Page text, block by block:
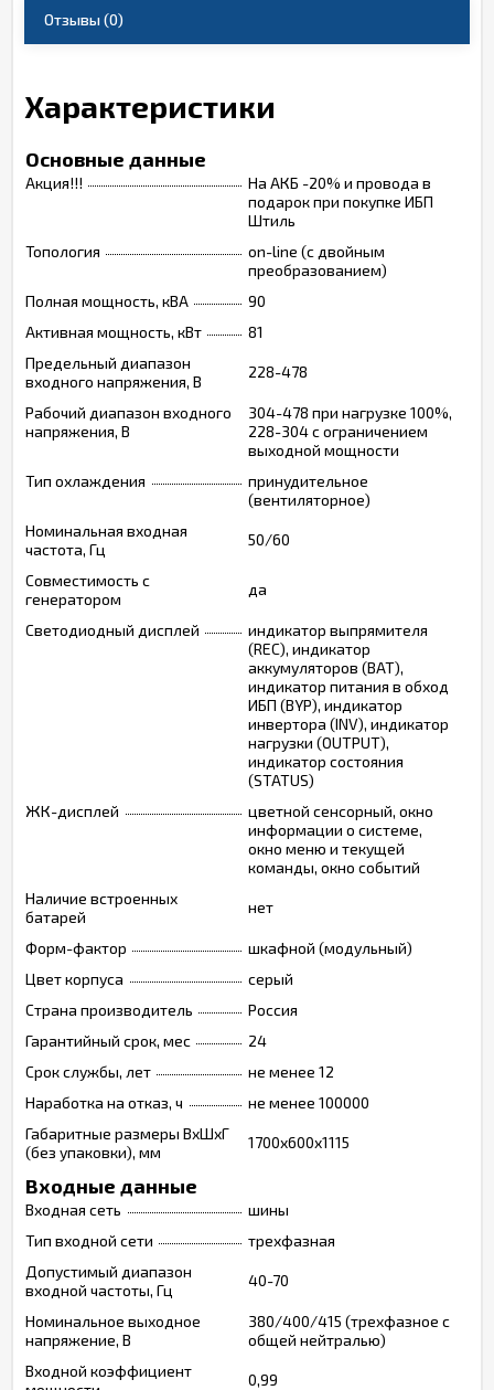
Отзывы(0)
Характеристики
Основные данные
Акция!!!
На АКБ -20% и провода в
подарок при покупке ИБП
Штиль
Топология
on-line (с двойным
преобразованием)
Полная мощность, кВА
90
Активная мощность, кВт
81
Предельный диапазон
входного напряжения, В
228-478
Рабочий диапазон входного
напряжения, В
304-478 при нагрузке 100%,
228-304 с ограничением
выходной мощности
Тип охлаждения
принудительное
(вентиляторное)
Номинальная входная
частота, Гц
50/60
Совместимость с
генератором
да
Светодиодный дисплей
индикатор выпрямителя
(REC), индикатор
аккумуляторов (BAT),
индикатор питания в обход
ИБП (BYP), индикатор
инвертора (INV), индикатор
нагрузки (OUTPUT),
индикатор состояния
(STATUS)
ЖК-дисплей
цветной сенсорный, окно
информации о системе,
окно меню и текущей
команды, окно событий
Наличие встроенных
батарей
нет
Форм-фактор
шкафной (модульный)
Цвет корпуса
серый
Страна производитель
Россия
Гарантийный срок, мес
24
Срок службы, лет
не менее 12
Наработка на отказ, ч
не менее 100000
Габаритные размеры ВхШхГ
(без упаковки), мм
1700х600х1115
Входные данные
Входная сеть
шины
Тип входной сети
трехфазная
Допустимый диапазон
входной частоты, Гц
40-70
Номинальное выходное
напряжение, В
380/400/415 (трехфазное с
общей нейтралью)
Входной коэффициент
0,99